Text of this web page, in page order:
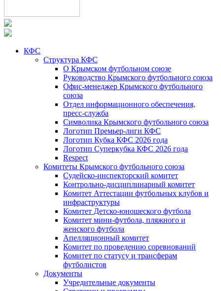
КФС
Структура КФС
О Крымском футбольном союзе
Руководство Крымского футбольного союза
Офис-менеджер Крымского футбольного
союза
Отдел информационного обеспечения,
пресс-служба
Символика Крымского футбольного союза
Логотип Премьер-лиги КФС
Логотип Кубка КФС 2026 года
Логотип Суперкубка КФС 2026 года
Respect
Комитеты Крымского футбольного союза
Судейско-инспекторский комитет
Контрольно-дисциплинарный комитет
Комитет Аттестации футбольных клубов и
инфраструктуры
Комитет Детско-юношеского футбола
Комитет мини-футбола, пляжного и
женского футбола
Апелляционный комитет
Комитет по проведению соревнований
Комитет по статусу и трансферам
футболистов
Документы
Учредительные документы